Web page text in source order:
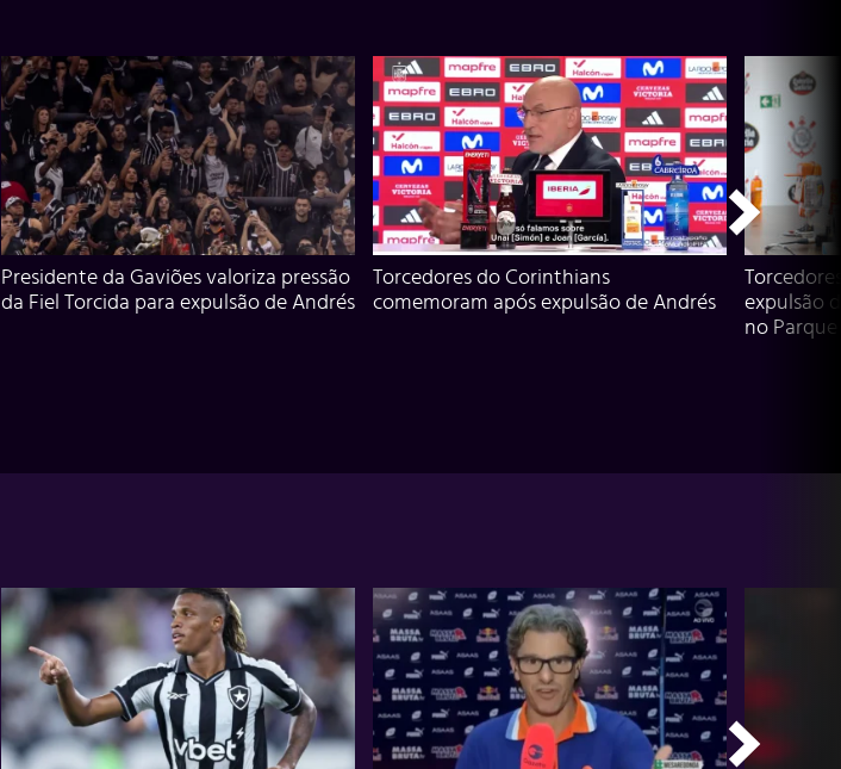
Presidente da Gaviões valoriza pressão
da Fiel Torcida para expulsão de Andrés
Torcedores do Corinthians
comemoram após expulsão de Andrés
expulsão
no Parque